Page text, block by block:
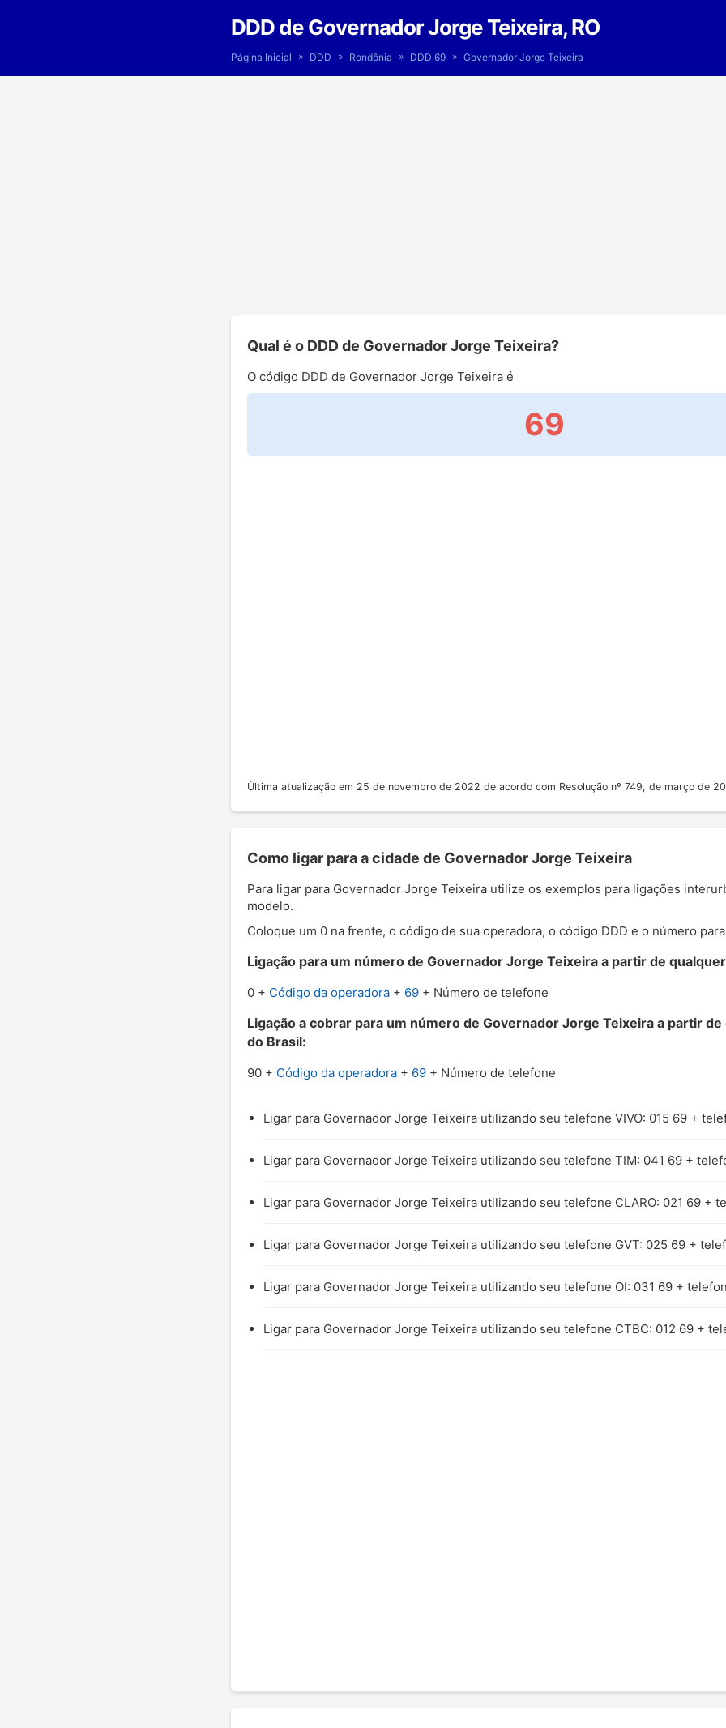
DDD de Governador Jorge Teixeira, RO
Página Inicial » DDD » Rondônia » DDD 69 » Governador Jorge Teixeira
Qual é o DDD de Governador Jorge Teixeira?
O código DDD de Governador Jorge Teixeira é
69
Última atualização em 25 de novembro de 2022 de acordo com Resolução nº 749, de março de
Como ligar para a cidade de Governador Jorge Teixeira
Para ligar para Governador Jorge Teixeira utilize os exemplos para ligações
modelo.
Coloque um 0 na frente, o código de sua operadora, o código DDD e o número
Ligação para um número de Governador Jorge Teixeira a partir de
0 + Código da operadora+ 69+ Número de telefone
Ligação a cobrar para um número de Governador Jorge Teixeira a partir
do Brasil:
90 + Código da operadora+ 69+ Número de telefone
Ligar para Governador Jorge Teixeira utilizando seu telefone VIVO: 015 69 +
Ligar para Governador Jorge Teixeira utilizando seu telefone TIM: 041 69 +
Ligar para Governador Jorge Teixeira utilizando seu telefone CLARO: 021 69 +
Ligar para Governador Jorge Teixeira utilizando seu telefone GVT: 025 69 +
Ligar para Governador Jorge Teixeira utilizando seu telefone OI: 031 69 +
Ligar para Governador Jorge Teixeira utilizando seu telefone CTBC: 012 69 +